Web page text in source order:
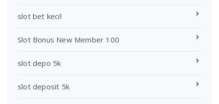
slot bet kecil
Slot Bonus New Member 100
slot depo 5k
slot deposit 5k